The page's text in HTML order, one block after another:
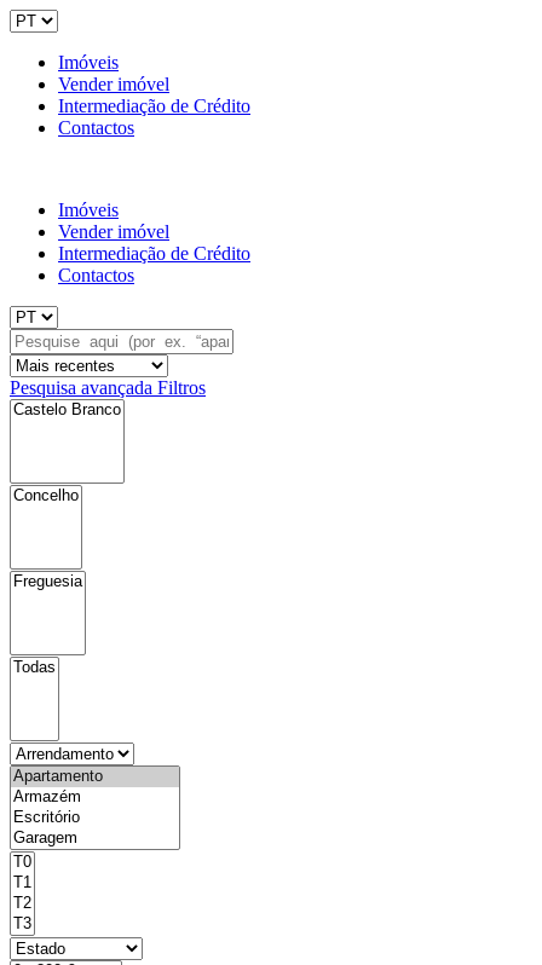
Imóveis
Vender imóvel
Intermediação de Crédito
Contactos
Imóveis
Vender imóvel
Intermediação de Crédito
Contactos
Pesquisa avançada Filtros